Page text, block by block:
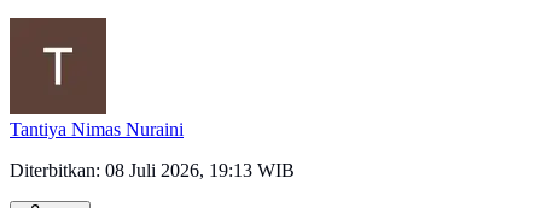
Tantiya Nimas Nuraini
Diterbitkan: 08 Juli 2026, 19:13 WIB